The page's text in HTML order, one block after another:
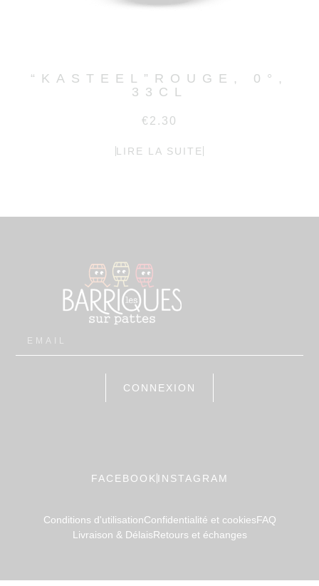
“KASTEEL”ROUGE, 0°,
33CL
€ 2.30
LIRE LA SUITE
CONNEXION
FACEBOOK INSTAGRAM
Conditions d'utilisationConfidentialité et cookiesFAQ
Livraison & DélaisRetours et échanges